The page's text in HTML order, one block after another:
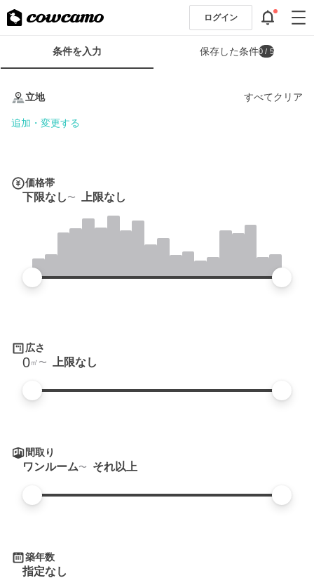
ログイン
条
条件を入力 保存した条件0 / 5
立地 すべてクリア
追加・変更する
価格帯
下限なし 上限なし
広さ
0㎡ 上限なし
間取り
ワンルーム それ以上
築年数
指定なし